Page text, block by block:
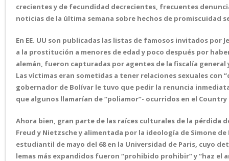
crecientes y de fecundidad decrecientes, frecuentes
noticias de la última semana sobre hechos de
En EE. UU son publicadas las listas de famosos invitados
a la prostitución a menores de edad y poco después por
alemán, fueron capturadas por agentes de la fiscalía
Las víctimas eran sometidas a tener relaciones sexuales
gobernador de Bolívar le tuvo que pedir la renuncia
que algunos llamarían de “poliamor”- ocurridos en el
Ahora bien, gran parte de las raíces culturales de la pérdida
Freud y Nietzsche y alimentada por la ideología de Simone
estudiantil de mayo del 68 en la Universidad de Paris, cuyo
lemas más expandidos fueron “prohibido prohibir” y “haz el